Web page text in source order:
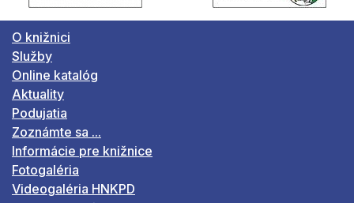
O knižnici
Služby
Online katalóg
Aktuality
Podujatia
Zoznámte sa ...
Informácie pre knižnice
Fotogaléria
Videogaléria HNKPD